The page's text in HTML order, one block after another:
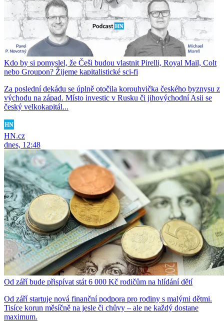
Kdo by si pomyslel, že Češi budou vlastnit Pirelli, Royal Mail, Colt
nebo Groupon? Žijeme kapitalistické sci-fi
Za poslední dekádu se úplně otočila korouhvička českého byznysu z
východu na západ. Místo investic v Rusku či jihovýchodní Asii se
český velkokapitál...
HN.cz
dnes, 12:48
Od září bude přispívat stát 6 000 Kč rodičům na hlídání dětí
Od září startuje nová finanční podpora pro rodiny s malými dětmi.
Tisíce korun měsíčně na jesle či chůvy – ale ne každý dostane
maximum.